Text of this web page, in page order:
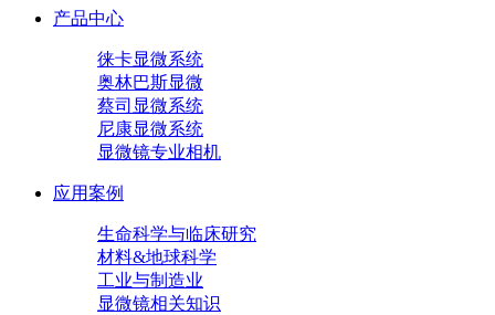
产品中心
徕卡显微系统
奥林巴斯显微
蔡司显微系统
尼康显微系统
显微镜专业相机
应用案例
生命科学与临床研究
材料&地球科学
工业与制造业
显微镜相关知识